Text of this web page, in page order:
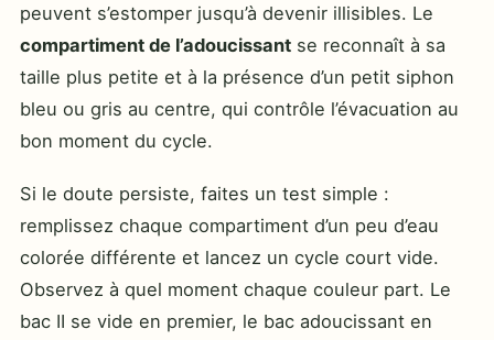
peuvent s’estomper jusqu’à devenir illisibles. Le
compartiment de l’adoucissant se reconnaît à sa
taille plus petite et à la présence d’un petit siphon
bleu ou gris au centre, qui contrôle l’évacuation au
bon moment du cycle.
Si le doute persiste, faites un test simple :
remplissez chaque compartiment d’un peu d’eau
colorée différente et lancez un cycle court vide.
Observez à quel moment chaque couleur part. Le
bac II se vide en premier, le bac adoucissant en